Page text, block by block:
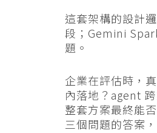
這套架構的設計
段；Gemini
題。
企業在評估時，
內落地？agent
整套方案最終能
三個問題的答案